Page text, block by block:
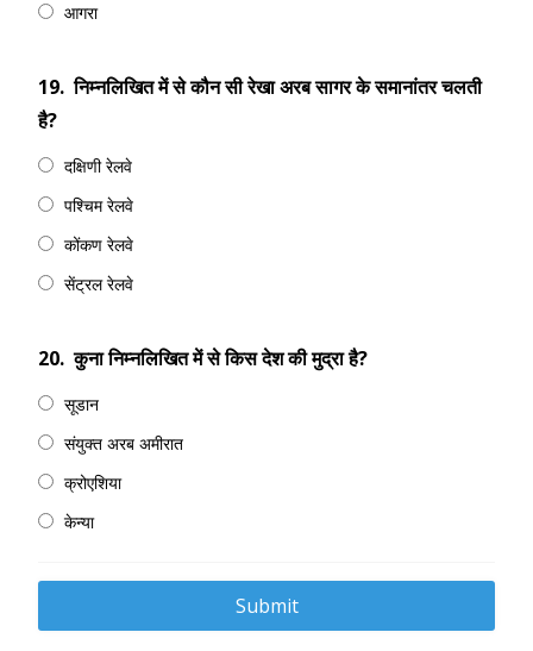
आगरा
19. निम्नलिखित में से कौन सी रेखा अरब सागर के समानांतर चलती
है?
दक्षिणी रेलवे
पश्चिम रेलवे
कोंकण रेलवे
सेंट्रल रेलवे
20. कुना निम्नलिखित में से किस देश की मुद्रा है?
सूडान
संयुक्त अरब अमीरात
क्रोएशिया
केन्या